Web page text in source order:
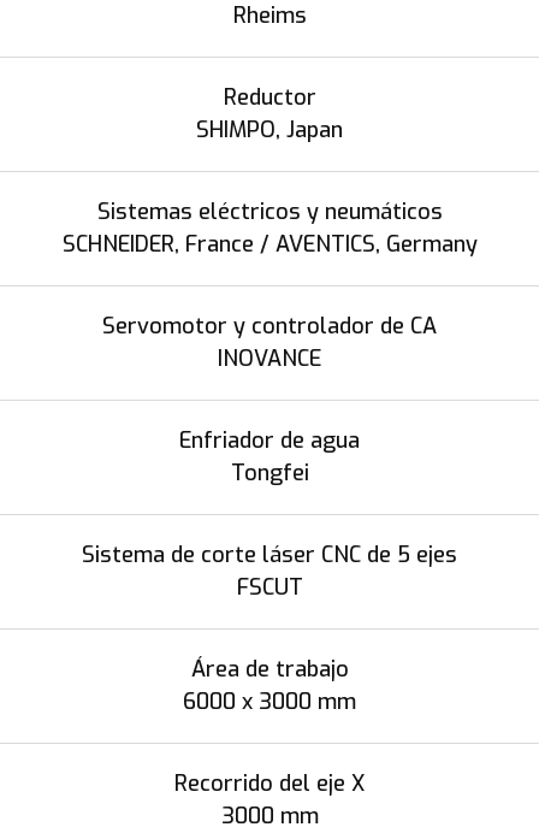
Rheims
Reductor
SHIMPO, Japan
Sistemas eléctricos y neumáticos
SCHNEIDER, France / AVENTICS, Germany
Servomotor y controlador de CA
INOVANCE
Enfriador de agua
Tongfei
Sistema de corte láser CNC de 5 ejes
FSCUT
Área de trabajo
6000 x 3000 mm
Recorrido del eje X
3000 mm